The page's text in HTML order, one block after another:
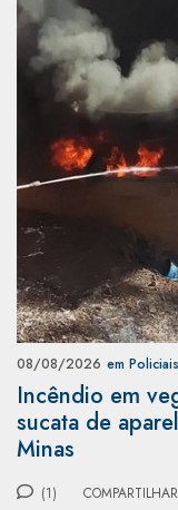
08/08/2026 em Policiais
Incêndio em
sucata de
Minas
(1) COMPARTILHAR